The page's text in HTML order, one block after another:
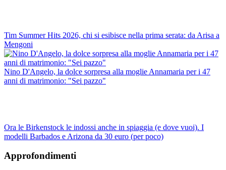
Tim Summer Hits 2026, chi si esibisce nella prima serata: da Arisa a
Mengoni
Nino D'Angelo, la dolce sorpresa alla moglie Annamaria per i 47
anni di matrimonio: "Sei pazzo"
Ora le Birkenstock le indossi anche in spiaggia (e dove vuoi). I
modelli Barbados e Arizona da 30 euro (per poco)
Approfondimenti